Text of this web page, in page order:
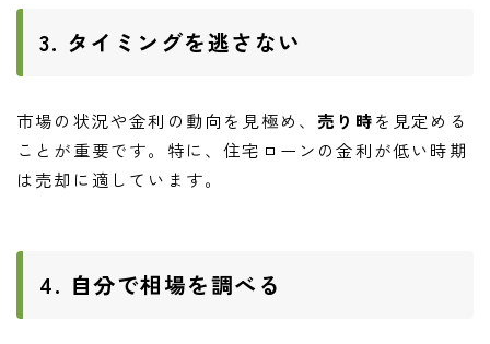
3. タイミングを逃さない
市場の状況や金利の動向を見極め、 売り時を見定める
ことが重要です。特に、住宅ローンの金利が低い時期
は売却に適しています。
4. 自分で相場を調べる